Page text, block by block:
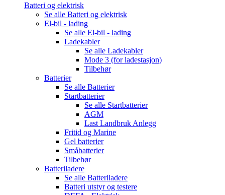
Batteri og elektrisk
Se alle Batteri og elektrisk
El-bil - lading
Se alle El-bil - lading
Ladekabler
Se alle Ladekabler
Mode 3 (for ladestasjon)
Tilbehør
Batterier
Se alle Batterier
Startbatterier
Se alle Startbatterier
AGM
Last Landbruk Anlegg
Fritid og Marine
Gel batterier
Småbatterier
Tilbehør
Batteriladere
Se alle Batteriladere
Batteri utstyr og testere